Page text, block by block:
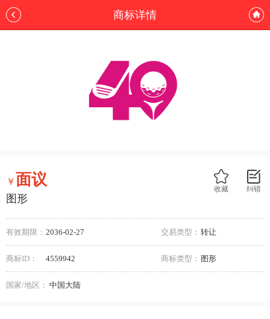
商标详情
纠错
收藏
￥面议
图形
有效期限： 2036-02-27 交易类型： 转让
商标ID： 4559942 商标类型： 图形
国家/地区： 中国大陆